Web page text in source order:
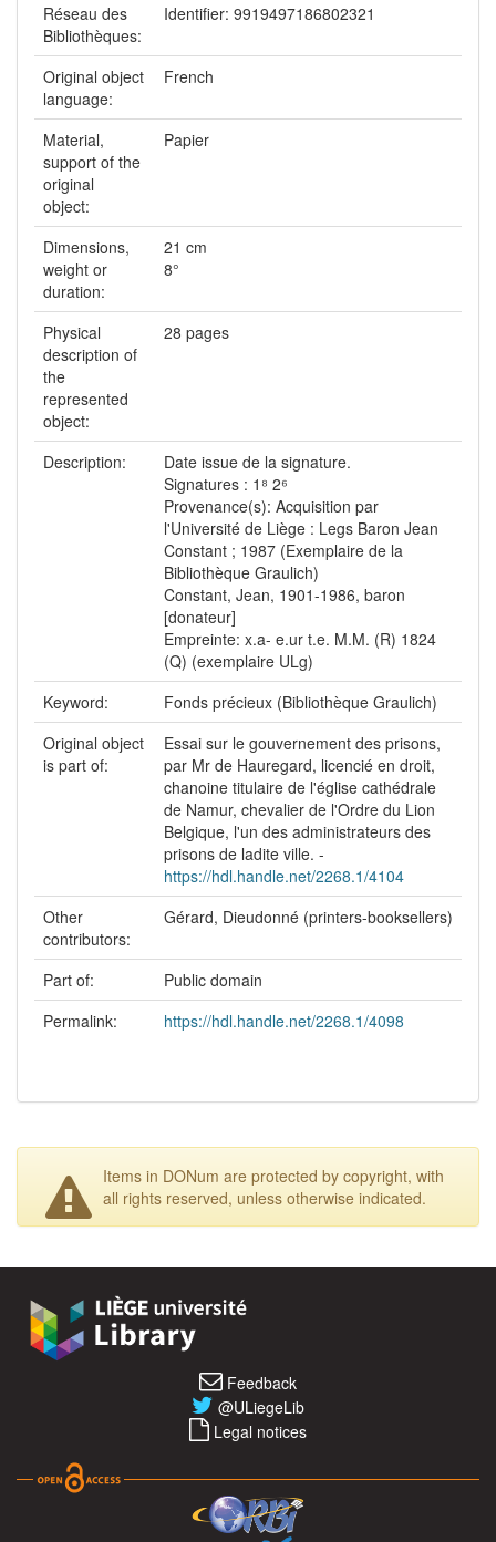
Réseau des
Bibliothèques:
Identifier: 9919497186802321
Original object
language:
French
Material,
support of the
original
object:
Papier
Dimensions,
weight or
duration:
21 cm
8°
Physical
description of
the
represented
object:
28 pages
Description:
Date issue de la signature.
Signatures : 1⁸ 2⁶
Provenance(s): Acquisition par
l'Université de Liège : Legs Baron Jean
Constant ; 1987 (Exemplaire de la
Bibliothèque Graulich)
Constant, Jean, 1901-1986, baron
[donateur]
Empreinte: x.a- e.ur t.e. M.M. (R) 1824
(Q) (exemplaire ULg)
Keyword:
Fonds précieux (Bibliothèque Graulich)
Original object
is part of:
Essai sur le gouvernement des prisons,
par Mr de Hauregard, licencié en droit,
chanoine titulaire de l'église cathédrale
de Namur, chevalier de l'Ordre du Lion
Belgique, l'un des administrateurs des
prisons de ladite ville. -
https://hdl.handle.net/2268.1/4104
Other
contributors:
Gérard, Dieudonné (printers-booksellers)
Part of:
Public domain
Permalink:
https://hdl.handle.net/2268.1/4098
Items in DONum are protected by copyright, with
all rights reserved, unless otherwise indicated.
Feedback
@ULiegeLib
Legal notices